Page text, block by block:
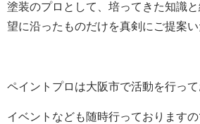
塗装のプロとして、培ってきた知識
望に沿ったものだけを真剣にご提案い
ペイントプロは大阪市で活動を行って
イベントなども随時行っておりますの